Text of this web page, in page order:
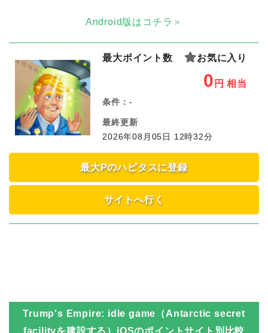
Android版はコチラ＞
最大ポイント数 お気に入り
0 円 相当
条件： -
最終更新
2026年08月05日 12時32分
最大Pのハピタスに登録
サイトへ行く
Trump's Empire: idle game（Antarctic secret
facilityを建設する）iOSのポイントサイト別比較